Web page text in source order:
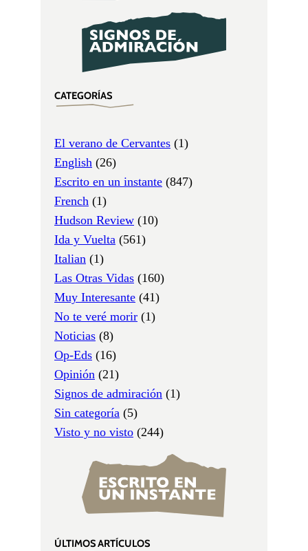
CATEGORÍAS
El verano de Cervantes (1)
English (26)
Escrito en un instante (847)
French (1)
Hudson Review (10)
Ida y Vuelta (561)
Italian (1)
Las Otras Vidas (160)
Muy Interesante (41)
No te veré morir (1)
Noticias (8)
Op-Eds (16)
Opinión (21)
Signos de admiración (1)
Sin categoría (5)
Visto y no visto (244)
ÚLTIMOS ARTÍCULOS